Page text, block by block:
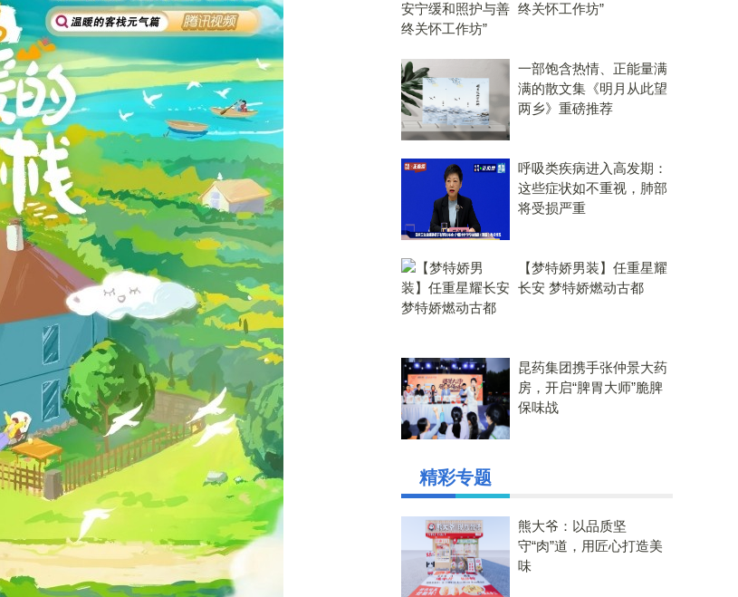
终关怀工作坊”
一部饱含热情、正能量满
满的散文集《明月从此望
两乡》重磅推荐
呼吸类疾病进入高发期：
这些症状如不重视，肺部
将受损严重
【梦特娇男装】任重星耀
长安 梦特娇燃动古都
昆药集团携手张仲景大药
房，开启“脾胃大师”脆脾
保味战
精彩专题
熊大爷：以品质坚
守“肉”道，用匠心打造美
味